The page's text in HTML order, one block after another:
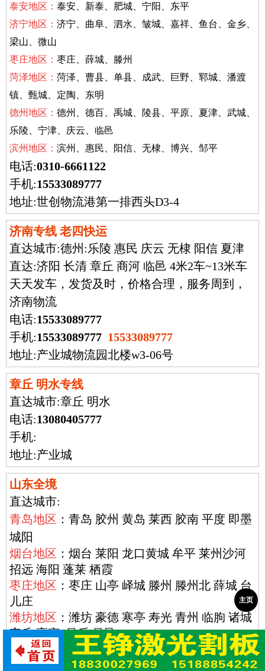
泰安地区： 泰安、新泰、肥城、宁阳、东平
济宁地区： 济宁、曲阜、泗水、皱城、嘉祥、鱼台、金乡、
梁山、微山
枣庄地区： 枣庄、薛城、滕州
菏泽地区： 菏泽、曹县、单县、成武、巨野、郓城、潘渡
镇、甄城、定陶、东明
德州地区： 德州、德百、禹城、陵县、平原、夏津、武城、
乐陵、宁津、庆云、临邑
滨州地区： 滨州、惠民、阳信、无棣、博兴、邹平
电话:0310-6661122
手机:15533089777
地址:世创物流港第一排西头D3-4
济南专线 老四快运
直达城市:德州:乐陵 惠民 庆云 无棣 阳信 夏津
直达:济阳 长清 章丘 商河 临邑 4米2车~13米车
天天发车，发货及时，价格合理，服务周到，
济南物流
电话:15533089777
手机:15533089777 15533089777
地址:产业城物流园北楼w3-06号
章丘 明水专线
直达城市:章丘 明水
电话:13080405777
手机:
地址:产业城
山东全境
直达城市:
青岛地区 ：青岛 胶州 黄岛 莱西 胶南 平度 即墨
城阳
烟台地区 ：烟台 莱阳 龙口黄城 牟平 莱州沙河
招远 海阳 蓬莱 栖霞
枣庄地区 ：枣庄 山亭 峄城 滕州 滕州北 薛城 台
儿庄
潍坊地区 ：潍坊 豪德 寒亭 寿光 青州 临朐 诸城
安丘 高密 昌乐 昌邑
济南周边
：章丘 济阳 商河 平阴 长清 仲宫 郭店
王舍人
主页